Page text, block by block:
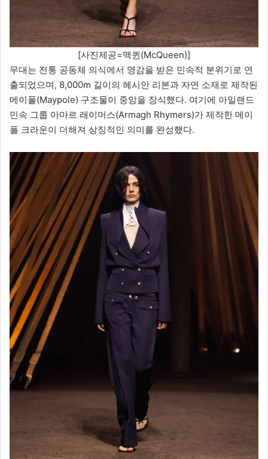
[사진제공=맥퀸(McQueen)]
무대는 전통 공동체 의식에서 영감을 받은 민속적 분위기로 연
출되었으며, 8,000m 길이의 헤시안 리본과 자연 소재로 제작된
메이폴(Maypole) 구조물이 중앙을 장식했다. 여기에 아일랜드
민속 그룹 아마르 래이머스(Armagh Rhymers)가 제작한 메이
폴 크라운이 더해져 상징적인 의미를 완성했다.